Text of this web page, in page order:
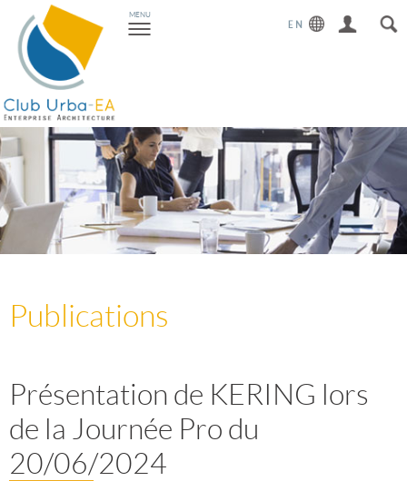
Toggle
navigation
MENU
Publications
Présentation de KERING lors
de la Journée Pro du
20/06/2024